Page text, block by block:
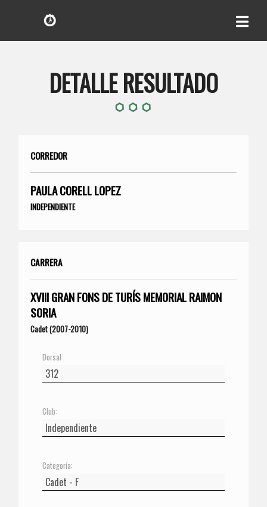
DETALLE RESULTADO
CORREDOR
PAULA CORELL LOPEZ
INDEPENDIENTE
CARRERA
XVIII GRAN FONS DE TURÍS MEMORIAL RAIMON
SORIA
Cadet (2007-2010)
Dorsal:
Club:
Categoría: